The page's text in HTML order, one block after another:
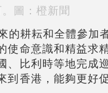
圖：橙新聞
的耕耘和全體參加
使命意識和精益求
比利時等地完成
香港，能夠更好